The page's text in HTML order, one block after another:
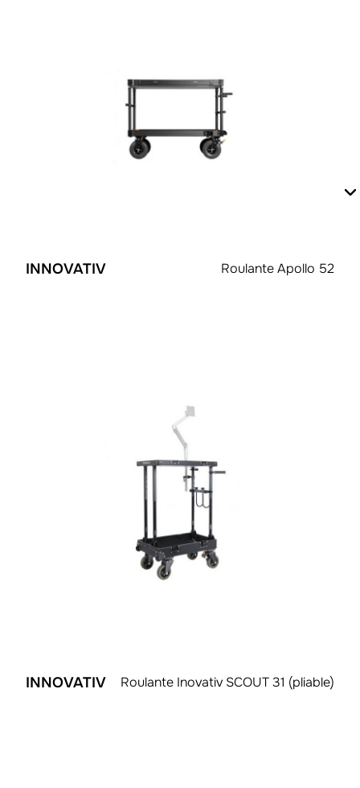
INNOVATIV Roulante Apollo 52
INNOVATIV Roulante Inovativ SCOUT 31 (pliable)